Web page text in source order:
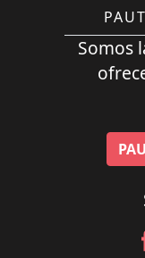
Somos